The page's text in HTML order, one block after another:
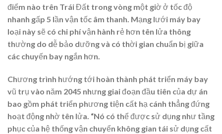
điểm nào trên Trái Đất trong vòng một giờ ở tốc độ
nhanh gấp 5 lần vận tốc âm thanh. Mạng lưới máy bay
loại này sẽ có chi phí vận hành rẻ hơn tên lửa thông
thường do dễ bảo dưỡng và có thời gian chuẩn bị giữa
các chuyến bay ngắn hơn.
Chương trình hướng tới hoàn thành phát triển máy bay
vũ trụ vào năm 2045 nhưng giai đoạn đầu tiên của dự án
bao gồm phát triển phương tiện cất hạ cánh thẳng đứng
hoạt động nhờ tên lửa. “Nó có thể được sử dụng như tầng
phục của hệ thống vận chuyển không gian tái sử dụng cất